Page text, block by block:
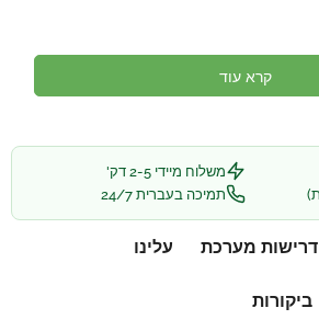
קרא עוד
משלוח מיידי 2-5 דק'
תמיכה בעברית 24/7
דרישות מערכת עלינו
ביקורות